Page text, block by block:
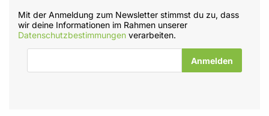
Mit der Anmeldung zum Newsletter stimmst du zu, dass
wir deine Informationen im Rahmen unserer
Datenschutzbestimmungen verarbeiten.